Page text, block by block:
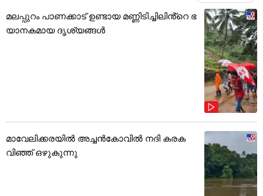
മലപ്പുറം പാണക്കാട് ഉണ്ടായ മണ്ണിടിച്ചിലിൻ്റെ ഭ
യാനകമായ ദൃശ്യങ്ങൾ
മാവേലിക്കരയിൽ അച്ചൻകോവിൽ നദി കരക
വിഞ്ഞ് ഒഴുകുന്നു